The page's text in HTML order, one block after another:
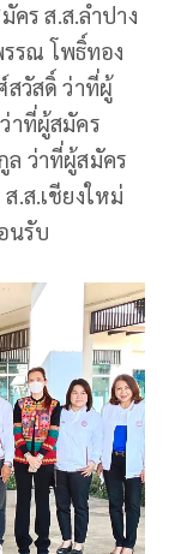
ร ส.ส.ลำปาง
รณ โพธิ์ทอง
สวัสดิ์ ว่าที่ผู้
าที่ผู้สมัคร
ล ว่าที่ผู้สมัคร
.ส.เชียงใหม่
นรับ